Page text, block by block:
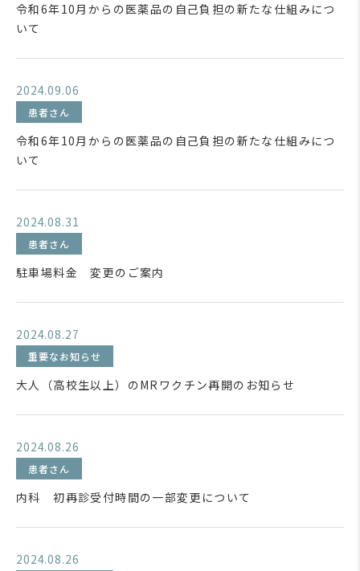
令和6年10月からの医薬品の自己負担の新たな仕組みにつ
いて
2024.09.06
患者さん
令和6年10月からの医薬品の自己負担の新たな仕組みにつ
いて
2024.08.31
患者さん
駐車場料金 変更のご案内
2024.08.27
重要なお知らせ
大人（高校生以上）のMRワクチン再開のお知らせ
2024.08.26
患者さん
内科 初再診受付時間の一部変更について
2024.08.26